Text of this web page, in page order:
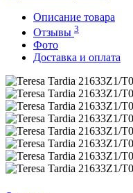
Описание товара
Отзывы 3
Фото
Доставка и оплата